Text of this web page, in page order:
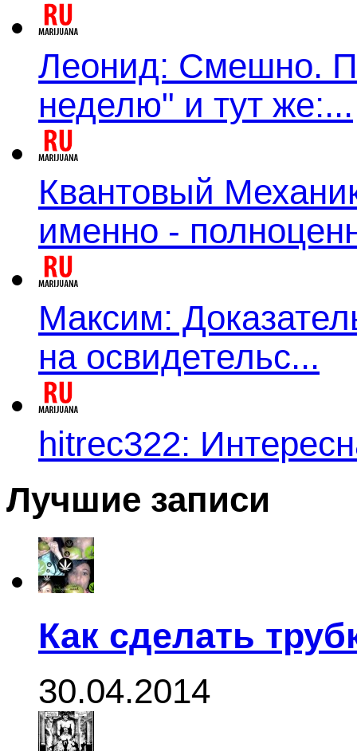
Леонид: Смешно.
неделю" и тут же:...
Квантовый
именно -
Максим:
на освидетельс...
hitrec322:
Лучшие записи
Как сделать
30.04.2014